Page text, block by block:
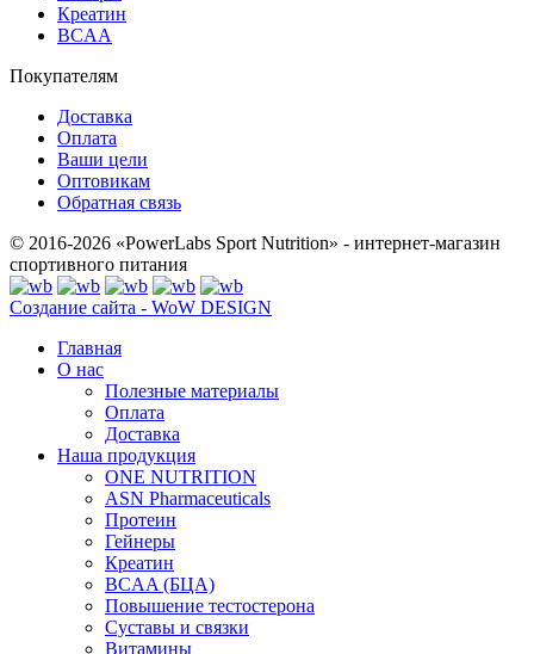
Креатин
BCAA
Покупателям
Доставка
Оплата
Ваши цели
Оптовикам
Обратная связь
© 2016-2026 «PowerLabs Sport Nutrition» - интернет-магазин
спортивного питания
Создание сайта - WoW DESIGN
Главная
О нас
Полезные материалы
Оплата
Доставка
Наша продукция
ONE NUTRITION
ASN Pharmaceuticals
Протеин
Гейнеры
Креатин
BCAA (БЦА)
Повышение тестостерона
Суставы и связки
Витамины